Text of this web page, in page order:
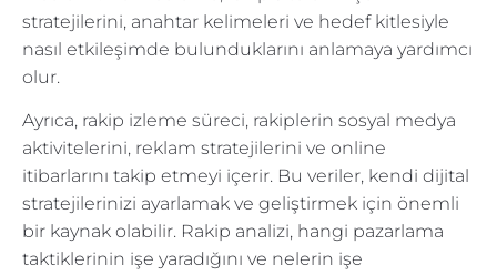
stratejilerini, anahtar kelimeleri ve hedef kitlesiyle
nasıl etkileşimde bulunduklarını anlamaya yardımcı
olur.
Ayrıca, rakip izleme süreci, rakiplerin sosyal medya
aktivitelerini, reklam stratejilerini ve online
itibarlarını takip etmeyi içerir. Bu veriler, kendi dijital
stratejilerinizi ayarlamak ve geliştirmek için önemli
bir kaynak olabilir. Rakip analizi, hangi pazarlama
taktiklerinin işe yaradığını ve nelerin işe